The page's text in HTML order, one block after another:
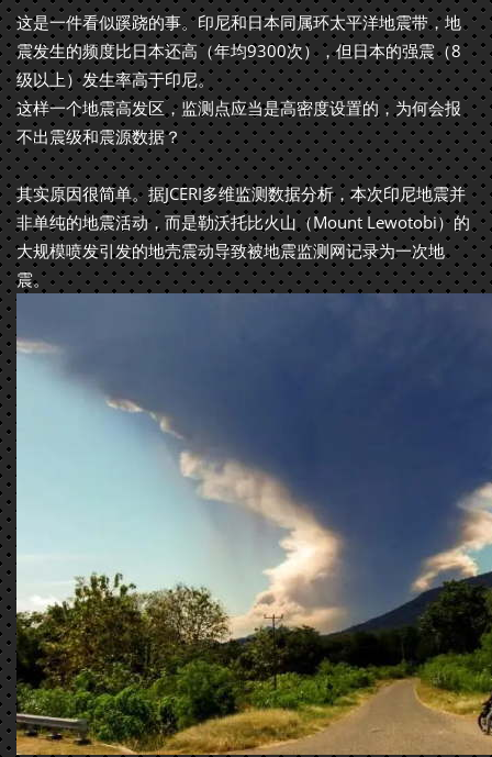
这是一件看似蹊跷的事。印尼和日本同属环太平洋地震带，地
震发生的频度比日本还高（年均9300次），但日本的强震（8
级以上）发生率高于印尼。
这样一个地震高发区，监测点应当是高密度设置的，为何会报
不出震级和震源数据？
其实原因很简单。据JCERI多维监测数据分析，本次印尼地震并
非单纯的地震活动，而是勒沃托比火山（Mount Lewotobi）的
大规模喷发引发的地壳震动导致被地震监测网记录为一次地
震。